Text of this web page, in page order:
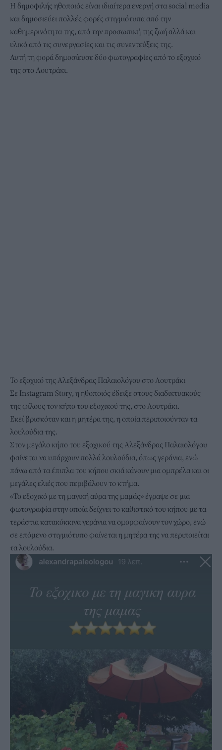
Η δημοφιλής ηθοποιός είναι ιδιαίτερα ενεργή στα social media
και δημοσιεύει πολλές φορές στιγμιότυπα από την
καθημερινότητα της, από την προσωπική της ζωή αλλά και
υλικό από τις συνεργασίες και τις συνεντεύξεις της.
Αυτή τη φορά δημοσίευσε δύο φωτογραφίες από το εξοχικό
της στο Λουτράκι.
Το εξοχικό της Αλεξάνδρας Παλαιολόγου στο Λουτράκι
Σε Instagram Story, η ηθοποιός έδειξε στους διαδικτυακούς
της φίλους τον κήπο του εξοχικού της, στο Λουτράκι.
Εκεί βρισκόταν και η μητέρα της, η οποία περιποιούνταν τα
λουλούδια της.
Στον μεγάλο κήπο του εξοχικού της Αλεξάνδρας Παλαιολόγου
φαίνεται να υπάρχουν πολλά λουλούδια, όπως γεράνια, ενώ
πάνω από τα έπιπλα του κήπου σκιά κάνουν μια ομπρέλα και οι
μεγάλες ελιές που περιβάλουν το κτήμα.
«Το εξοχικό με τη μαγική αύρα της μαμάς» έγραψε σε μια
φωτογραφία στην οποία δείχνει το καθιστικό του κήπου με τα
τεράστια κατακόκκινα γεράνια να ομορφαίνουν τον χώρο, ενώ
σε επόμενο στιγμιότυπο φαίνεται η μητέρα της να περιποιείται
τα λουλούδια.